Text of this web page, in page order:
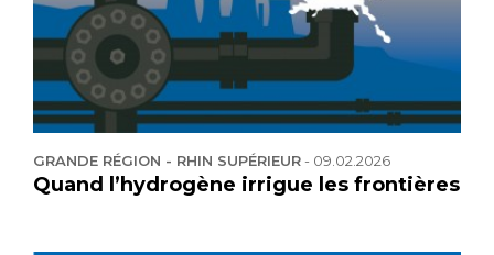
GRANDE RÉGION - RHIN SUPÉRIEUR- 09.02.2026
Quand l’hydrogène irrigue les frontières